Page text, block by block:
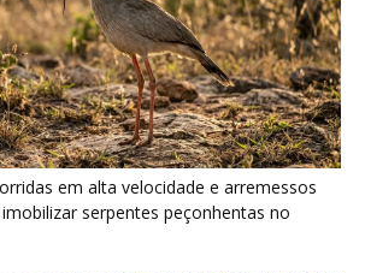
coletiva com vocalização subaquática
rios rasos da Amazônia